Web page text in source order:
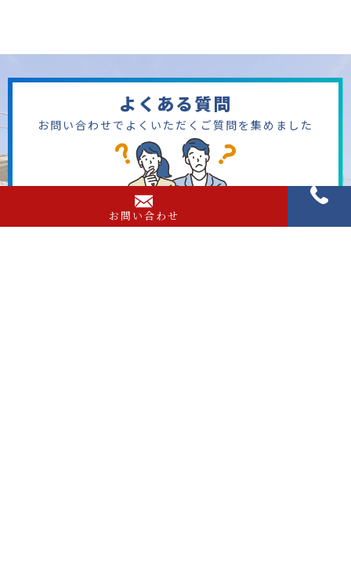
よくある質問
お問い合わせでよくいただくご質問を集めました
お問い合わせ